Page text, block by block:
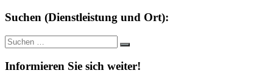
Suchen (Dienstleistung und Ort):
Suche
nach:
Suchen
Informieren Sie sich weiter!